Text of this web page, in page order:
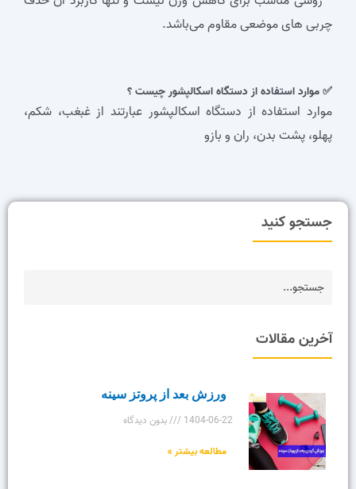
چربی های موضعی مقاوم می‌باشد.
✅ موارد استفاده از دستگاه اسکالپشور چیست ؟
موارد استفاده از دستگاه اسکالپشور عبارتند از غبغب، شکم،
پهلو، پشت بدن، ران و بازو
جستجو کنید
آخرین مقالات
ورزش بعد از پروتز سینه
1404-06-22
بدون دیدگاه
مطالعه بیشتر »